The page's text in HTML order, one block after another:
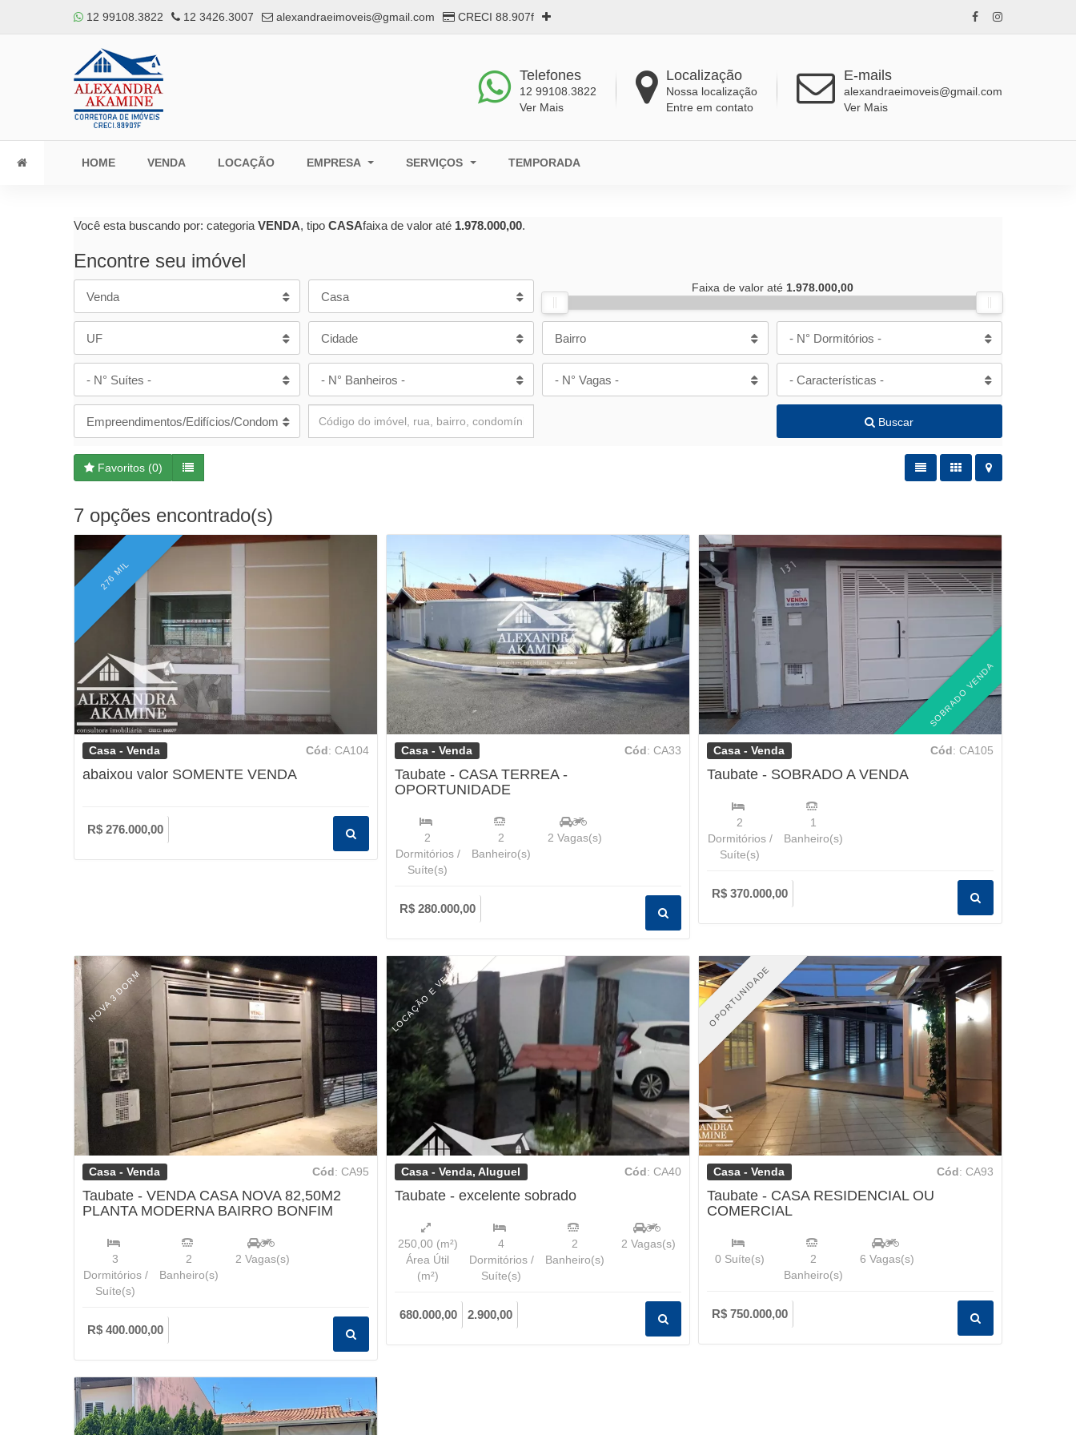
12 99108.3822 12 3426.3007 alexandraeimoveis@gmail.com CRECI 88.907f
Telefones
12 99108.3822
Ver Mais
Localização
Nossa localização
Entre em contato
E-mails
alexandraeimoveis@gmail.com
Ver Mais
HOME VENDA LOCAÇÃO EMPRESA SERVIÇOS TEMPORADA
Você esta buscando por: categoria VENDA, tipo CASAfaixa de valor até 1.978.000,00.
Encontre seu imóvel
Venda Casa
Faixa de valor até 1.978.000,00
UF Cidade Bairro - N° Dormitórios -
- N° Suítes - - N° Banheiros - - N° Vagas - - Características -
Empreendimentos/Edifícios/Condomínios Buscar
Favoritos (0)
7 opções encontrado(s)
276 MIL
Casa - Venda Cód: CA104
abaixou valor SOMENTE VENDA
R$ 276.000,00
Casa - Venda Cód: CA33
Taubate - CASA TERREA -
OPORTUNIDADE
2
Dormitórios /
Suíte(s)
2
Banheiro(s)
2 Vagas(s)
R$ 280.000,00
SOBRADO VENDA
Casa - Venda Cód: CA105
Taubate - SOBRADO A VENDA
2
Dormitórios /
Suíte(s)
1
Banheiro(s)
R$ 370.000,00
NOVA 3 DORM
Casa - Venda Cód: CA95
Taubate - VENDA CASA NOVA 82,50M2
PLANTA MODERNA BAIRRO BONFIM
3
Dormitórios /
Suíte(s)
2
Banheiro(s)
2 Vagas(s)
R$ 400.000,00
LOCAÇÃO E VENDA
Casa - Venda, Aluguel Cód: CA40
Taubate - excelente sobrado
250,00 (m²)
Área Útil
(m²)
4
Dormitórios /
Suíte(s)
2
Banheiro(s)
2 Vagas(s)
680.000,00 2.900,00
OPORTUNIDADE
Casa - Venda Cód: CA93
Taubate - CASA RESIDENCIAL OU
COMERCIAL
0 Suíte(s)
2
Banheiro(s)
6 Vagas(s)
R$ 750.000,00